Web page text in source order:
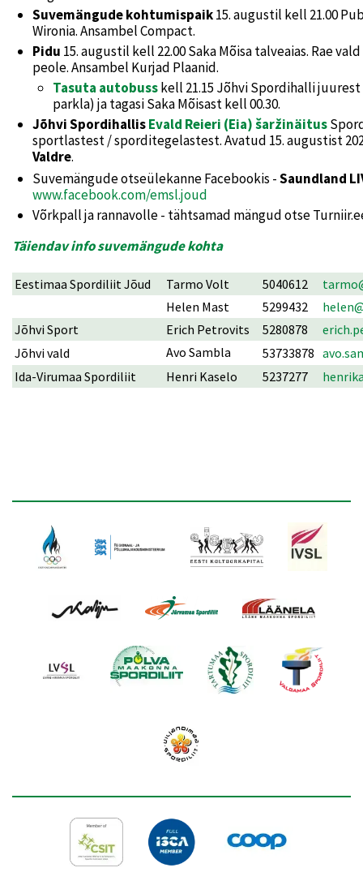
Suvemängude kohtumispaik15. augustil kell 21.00
Wironia. Ansambel Compact.
Pidu 15. augustil kell 22.00 Saka Mõisa talveaias. Rae
peole. Ansambel Kurjad Plaanid.
Tasuta autobusskell 21.15 Jõhvi Spordihalli
parkla) ja tagasi Saka Mõisast kell 00.30.
Jõhvi SpordihallisEvald Reieri (Eia) šaržinäitus
sportlastest / sporditegelastest. Avatud 15. augustist
Valdre.
Suvemängude otseülekanne Facebookis -Saundland
www.facebook.com/emsl.joud
Võrkpall ja rannavolle - tähtsamad mängud otse
Täiendav info suvemängude kohta
Eestimaa Spordiliit Jõud Tarmo Volt 5040612
Helen Mast
5299432
Jõhvi Sport
Erich Petrovits 5280878
Jõhvi vald
Avo Sambla 53733878
Ida-Virumaa Spordiliit
Henri Kaselo 5237277